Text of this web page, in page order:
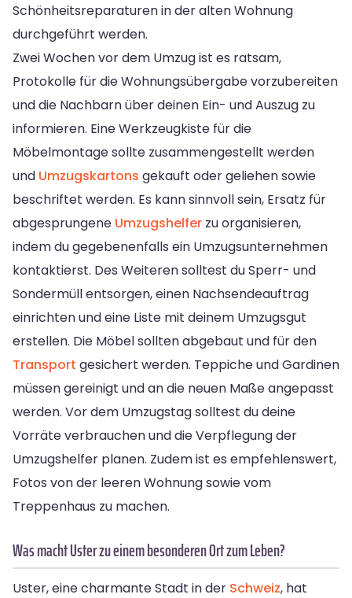
Schönheitsreparaturen in der alten Wohnung
durchgeführt werden.
Zwei Wochen vor dem Umzug ist es ratsam,
Protokolle für die Wohnungsübergabe vorzubereiten
und die Nachbarn über deinen Ein- und Auszug zu
informieren. Eine Werkzeugkiste für die
Möbelmontage sollte zusammengestellt werden
und Umzugskartons gekauft oder geliehen sowie
beschriftet werden. Es kann sinnvoll sein, Ersatz für
abgesprungene Umzugshelfer zu organisieren,
indem du gegebenenfalls ein Umzugsunternehmen
kontaktierst. Des Weiteren solltest du Sperr- und
Sondermüll entsorgen, einen Nachsendeauftrag
einrichten und eine Liste mit deinem Umzugsgut
erstellen. Die Möbel sollten abgebaut und für den
Transport gesichert werden. Teppiche und Gardinen
müssen gereinigt und an die neuen Maße angepasst
werden. Vor dem Umzugstag solltest du deine
Vorräte verbrauchen und die Verpflegung der
Umzugshelfer planen. Zudem ist es empfehlenswert,
Fotos von der leeren Wohnung sowie vom
Treppenhaus zu machen.
Was macht Uster zu einem besonderen Ort zum Leben?
Uster, eine charmante Stadt in der Schweiz, hat